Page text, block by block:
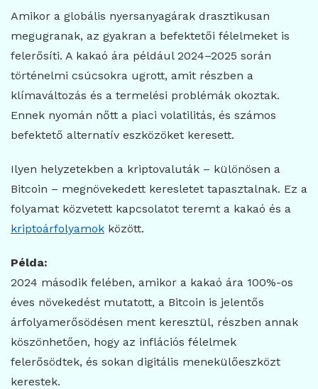
Amikor a globális nyersanyagárak drasztikusan
megugranak, az gyakran a befektetői félelmeket is
felerősíti. A kakaó ára például 2024–2025 során
történelmi csúcsokra ugrott, amit részben a
klímaváltozás és a termelési problémák okoztak.
Ennek nyomán nőtt a piaci volatilitás, és számos
befektető alternatív eszközöket keresett.
Ilyen helyzetekben a kriptovaluták – különösen a
Bitcoin – megnövekedett keresletet tapasztalnak. Ez a
folyamat közvetett kapcsolatot teremt a kakaó és a
kriptoárfolyamok között.
Példa:
2024 második felében, amikor a kakaó ára 100%-os
éves növekedést mutatott, a Bitcoin is jelentős
árfolyamerősödésen ment keresztül, részben annak
köszönhetően, hogy az inflációs félelmek
felerősödtek, és sokan digitális menekülőeszközt
kerestek.